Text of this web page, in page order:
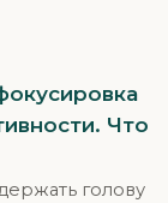
Что
голову